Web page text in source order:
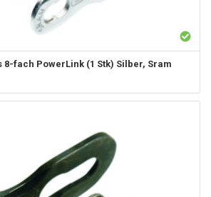
8-fach PowerLink (1 Stk) Silber, Sram